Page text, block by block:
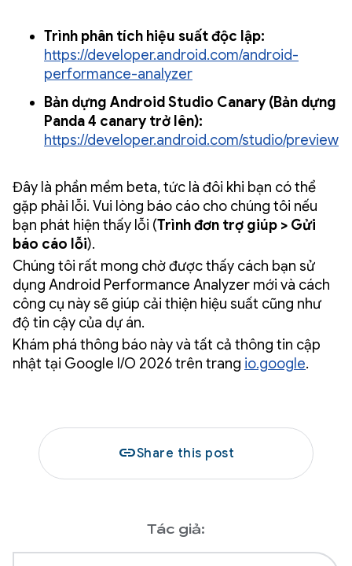
Trình phân tích hiệu suất độc lập:
https://developer.android.com/android-
performance-analyzer
Bản dựng Android Studio Canary (Bản dựng
Panda 4 canary trở lên):
https://developer.android.com/studio/preview
Đây là phần mềm beta, tức là đôi khi bạn có thể
gặp phải lỗi. Vui lòng báo cáo cho chúng tôi nếu
bạn phát hiện thấy lỗi (Trình đơn trợ giúp > Gửi
báo cáo lỗi).
Chúng tôi rất mong chờ được thấy cách bạn sử
dụng Android Performance Analyzer mới và cách
công cụ này sẽ giúp cải thiện hiệu suất cũng như
độ tin cậy của dự án.
Khám phá thông báo này và tất cả thông tin cập
nhật tại Google I/O 2026 trên trang io.google.
linkShare this post
Tác giả: